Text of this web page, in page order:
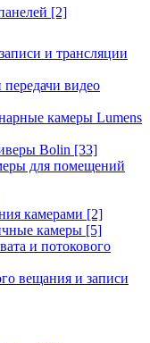
[2]
и трансляции
передачи видео
камеры Lumens
Bolin [33]
для помещений
камерами [2]
камеры [5]
и потокового
вещания и записи